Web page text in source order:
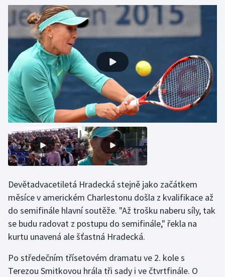
Stolní tenis
Triatlon
Veslování
Vodní slalom
Volejbal
Ostatní
Devětadvacetiletá Hradecká stejně jako začátkem
měsíce v americkém Charlestonu došla z kvalifikace až
do semifinále hlavní soutěže. "Až trošku naberu síly, tak
se budu radovat z postupu do semifinále," řekla na
kurtu unavená ale šťastná Hradecká.
Po středečním třísetovém dramatu ve 2. kole s
Terezou Smitkovou hrála tři sady i ve čtvrtfinále. O